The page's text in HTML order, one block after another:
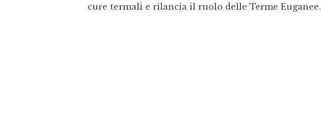
cure termali e rilancia il ruolo delle Terme Euganee.